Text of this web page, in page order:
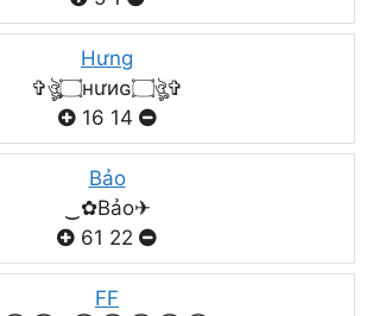
Hưng
✞ঔৣ۝нưиɢ۝ঔৣ✞
16 14
Bảo
‿✿Bảo✈
61 22
FF